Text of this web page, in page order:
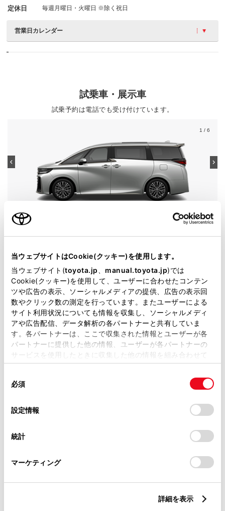
当ウェブサイトはCookie(クッキー)を使用します。
当ウェブサイト(toyota.jp manual.toyota.jp)では
Cookie(クッキー)を使用して、ユーザーに合わせたコンテン
ツや広告の表示、ソーシャルメディアの提供、広告の表示回
数やクリック数の測定を行っています。またユーザーによる
サイト利用状況についても情報を収集し、ソーシャルメディ
アや広告配信、データ解析の各パートナーと共有していま
す。各パートナーは、ここで収集された情報とユーザーが各
パートナーに提供した他の情報、ユーザーが各パートナーの
サービスを使用したときに収集した他の情報を組み合わせて
使用することがあります。当ウェブサイトの使用を続行する
デバイスにすべてのCookie(クッキー)が保存されることに同
意したことになります。Cookie(クッキー)のオプトアウト、
設定の変更、同意を撤回したりするにあたっては、当社の
「Cookie（クッキー）情報の取り扱いについて
」をご覧くだ
必須
設定情報
統計
マーケティング
詳細を表示
定休日 毎週月曜日・火曜日 ※除く祝日
営業日カレンダー
試乗車・展示車
試乗予約は電話でも受け付けています。
1 / 6
グレード HYBRID Z Premier 7人乗り
カラー プレシャスメタル
エンジンタイプ ハイブリッド
駆動方式
即時予約